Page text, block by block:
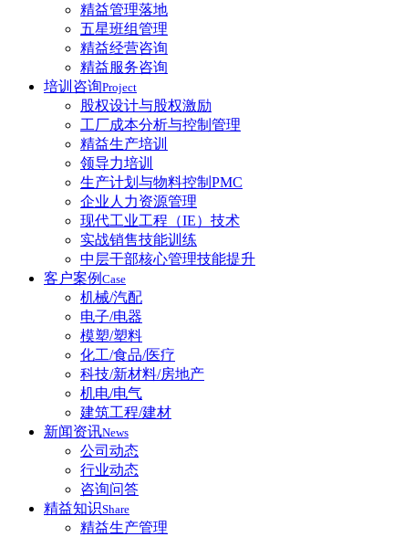
精益管理落地
五星班组管理
精益经营咨询
精益服务咨询
培训咨询Project
股权设计与股权激励
工厂成本分析与控制管理
精益生产培训
领导力培训
生产计划与物料控制PMC
企业人力资源管理
现代工业工程（IE）技术
实战销售技能训练
中层干部核心管理技能提升
客户案例 Case
机械/汽配
电子/电器
模塑/塑料
化工/食品/医疗
科技/新材料/房地产
机电/电气
建筑工程/建材
新闻资讯News
公司动态
行业动态
咨询问答
精益知识Share
精益生产管理